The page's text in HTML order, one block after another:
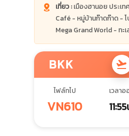
เที่ยว :เมืองฮานอย ประเ
Café - หมู่บ้านก๊าดก๊าด -
Mega Grand World - ท
BKK flight_takeoff
ไฟล์ทไป
VN610
เวลาอ